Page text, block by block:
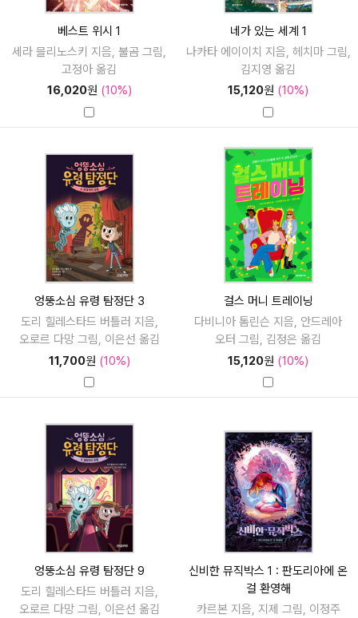
베스트 위시 1
세라 믈리노스키 지음, 불곰 그림,
고정아 옮김
16,020원 (10%)
네가 있는 세계 1
나카타 에이이치 지음, 헤치마 그림,
김지영 옮김
15,120원 (10%)
엉뚱소심 유령 탐정단 3
도리 힐레스타드 버틀러 지음,
오로르 다망 그림, 이은선 옮김
11,700원 (10%)
걸스 머니 트레이닝
다비니아 톰린슨 지음, 안드레아
오터 그림, 김정은 옮김
15,120원 (10%)
엉뚱소심 유령 탐정단 9
도리 힐레스타드 버틀러 지음,
오로르 다망 그림, 이은선 옮김
신비한 뮤직박스 1 : 판도리아에 온
걸 환영해
카르본 지음, 지제 그림, 이정주